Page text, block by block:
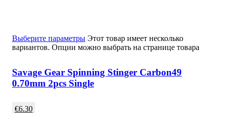
Выберите параметры Этот товар имеет несколько
вариантов. Опции можно выбрать на странице товара
Savage Gear Spinning Stinger Carbon49
0.70mm 2pcs Single
€6.30